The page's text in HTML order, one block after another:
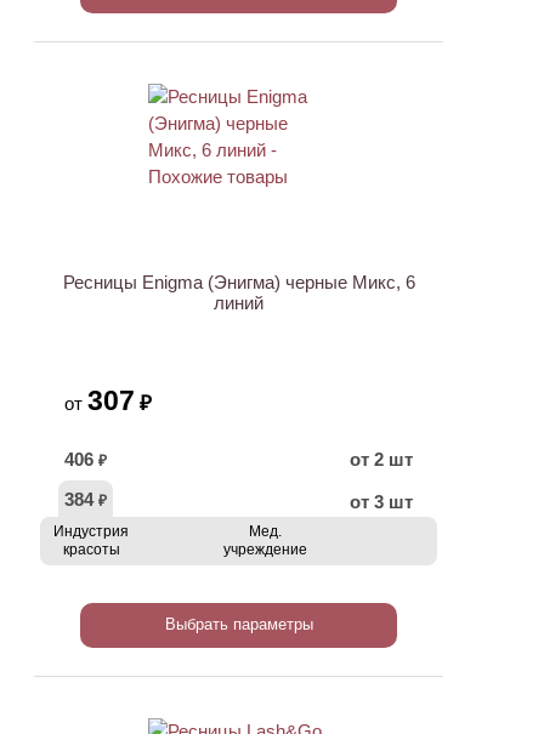
Ресницы Enigma (Энигма) черные Микс, 6
линий
от 307 ₽
406 ₽
от 2 шт
384 ₽ от 3 шт
Индустрия
красоты
Мед.
учреждение
Выбрать параметры